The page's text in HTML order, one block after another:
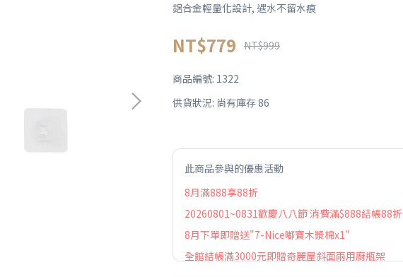
鋁合金輕量化設計, 遇水不留水痕
NT$779 NT$999
商品編號: 1322
供貨狀況: 尚有庫存 86
此商品參與的優惠活動
8月滿888享88折
20260801~0831歡慶八八節 消費滿$888結帳88折
8月下單即贈送"7-Nice嘟寶木漿棉x1"
全館結帳滿3000元即贈奇麗屋斜面兩用廚瓶架